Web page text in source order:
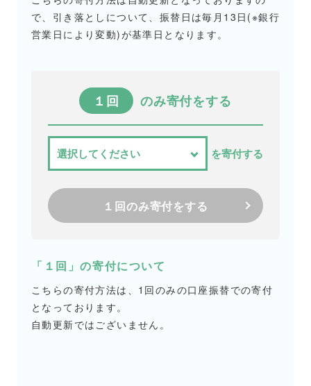
で、引き落としについて、振替日は毎月13日(※銀行
営業日により変動)が基準日となります。
１回 のみ寄付をする
を寄付する
１回のみ寄付をする
「１回」の寄付について
こちらの寄付方法は、1回のみの口座振替での寄付
となっております。
自動更新ではございません。